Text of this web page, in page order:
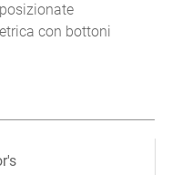
con bottoni